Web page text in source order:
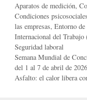
Categorías
Aparatos de medición,
Etiquetas
Condiciones
las empresas, Entorno de
Internacional del
Seguridad laboral
Semana Mundial de
del 1 al 7 de abril de 2026
Asfalto: el calor libera